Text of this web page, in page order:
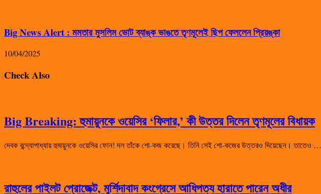
Big News Alert : মমতার মুসলিম ভোট ব্যাঙ্ক ভাঙতে তৃণমূলেই ছিপ ফেললেন প্রিয়ঙ্কা
10/04/2025
Check Also
Big Breaking: হুমায়ুনকে ওয়েসির ‘ফিলার,’ কী উত্তর দিলেন তৃণমূলের বিধায়ক
দেবক বন্দ্যোপাধ্যায় হুমায়ুনকে ওয়েসির ফোন! দল তাঁকে শো-কজ করেছে। তিনি সেই শো-কজের উত্তরও দিয়েছেন। তাতেও …
রাহুলের পাইলট প্রোজেক্ট, মুর্শিদাবাদ কংগ্রেসে আধিপত্য হারাতে পারেন অধীর